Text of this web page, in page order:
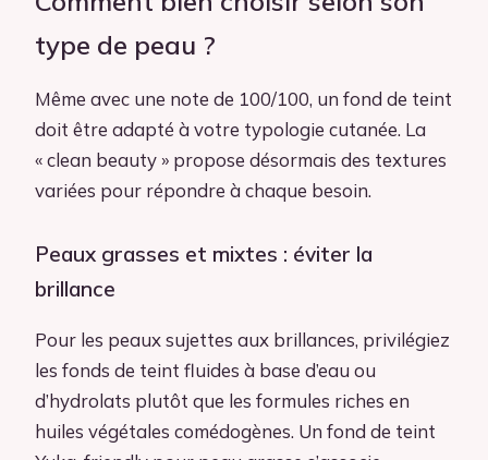
type de peau ?
Même avec une note de 100/100, un fond de teint
doit être adapté à votre typologie cutanée. La
« clean beauty » propose désormais des textures
variées pour répondre à chaque besoin.
Peaux grasses et mixtes : éviter la
brillance
Pour les peaux sujettes aux brillances, privilégiez
les fonds de teint fluides à base d’eau ou
d’hydrolats plutôt que les formules riches en
huiles végétales comédogènes. Un fond de teint